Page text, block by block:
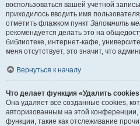
воспользоваться вашей учётной
приходилось вводить имя
отметить флажком пункт Запомнить
рекомендуется делать это на
библиотеке, интернет-кафе,
меня отсутствует, это значит, что
Вернуться к началу
Что делает функция «Удалить
Она удаляет все созданные cookies,
авторизованным на этой
функции, такие как отслеживание